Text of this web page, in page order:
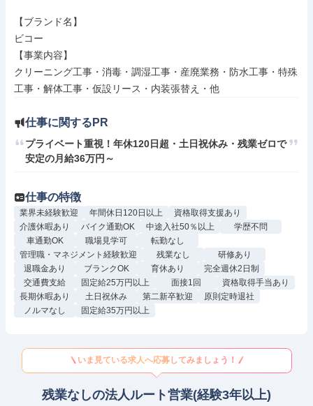
【ブランド名】
ビコー
【事業内容】
クリーニング工事・消毒・調湿工事・産廃業務・防水工事・特殊
工事・解体工事・仮設リース・内装張替え・他
仕事に関するPR
プライベート重視！年休120日超・土日祝休み・残業ゼロで
安定の月給36万円～
仕事の特徴
業界未経験歓迎 年間休日120日以上
資格取得支援あり
介護休暇あり
バイク通勤OK 中途入社50％以上
学歴不問
車通勤OK
職場見学可
転勤なし
管理職・マネジメント経験歓迎
残業なし
研修あり
退職金あり
ブランクOK 育休あり
完全週休2日制
交通費支給
固定給25万円以上 面接1回
資格取得手当あり
長期休暇あり
土日祝休み 第二新卒歓迎
原則定時退社
ノルマなし
固定給35万円以上
いま見ている求人へ応募してみましょう！
残業なしの法人ルート営業(経験3年以上)